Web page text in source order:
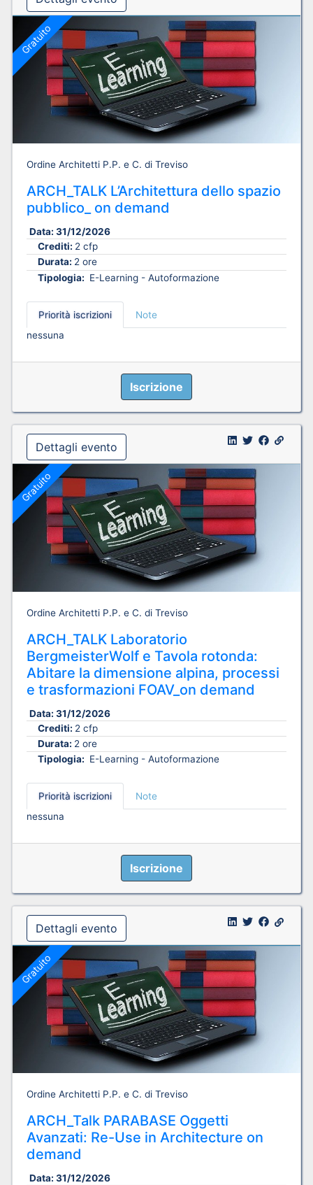
Gratuito
Ordine Architetti P.P. e C. di Treviso
ARCH_TALK L’Architettura dello spazio
pubblico_ on demand
Data: 31/12/2026
Crediti: 2 cfp
Durata: 2 ore
Tipologia: E-Learning - Autoformazione
Priorità iscrizioni
Note
nessuna
Iscrizione
Dettagli evento
Gratuito
Ordine Architetti P.P. e C. di Treviso
ARCH_TALK Laboratorio
BergmeisterWolf e Tavola rotonda:
Abitare la dimensione alpina, processi
e trasformazioni FOAV_on demand
Data: 31/12/2026
Crediti: 2 cfp
Durata: 2 ore
Tipologia: E-Learning - Autoformazione
Priorità iscrizioni
Note
nessuna
Iscrizione
Dettagli evento
Gratuito
Ordine Architetti P.P. e C. di Treviso
ARCH_Talk PARABASE Oggetti
Avanzati: Re-Use in Architecture on
demand
Data: 31/12/2026